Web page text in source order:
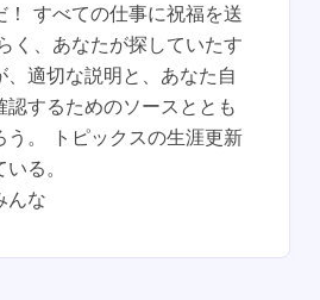
！ すべての仕事に祝福を送
く、あなたが探していたす
、適切な説明と、あなた自
認するためのソースととも
う。 トピックスの生涯更新
る。
んな